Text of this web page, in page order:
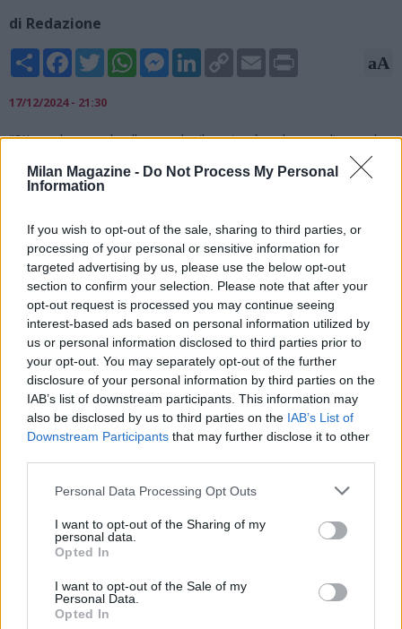
Milan Magazine - Do Not Process My Personal
Information
If you wish to opt-out of the sale, sharing to third parties, or
processing of your personal or sensitive information for
targeted advertising by us, please use the below opt-out
section to confirm your selection. Please note that after your
opt-out request is processed you may continue seeing
interest-based ads based on personal information utilized by
us or personal information disclosed to third parties prior to
your opt-out. You may separately opt-out of the further
disclosure of your personal information by third parties on the
IAB’s list of downstream participants. This information may
also be disclosed by us to third parties on the IAB’s List of
Downstream Participants that may further disclose it to other
Personal Data Processing Opt Outs
I want to opt-out of the Sharing of my
personal data.
Opted In
I want to opt-out of the Sale of my
Personal Data.
Opted In
di Redazione
Share FacebookTwitterWhatsAppMessengerLinkedInCopy
Link
Email aA
17/12/2024 - 21:30
"Stiamo lavorando alla grande, il nostro è un lavoro di squadra.
Lavoriamo assiduamente per permettere agli atleti di vivere
un'Olimpiade fantastica, un'Olimpiade italiana. Stiamo facendo
strutturale". Così il sindaco di Cortina d'Ampezzo, Gianluca
Lorenzi, nel corso della cerimonia di consegna dei Collari
d'Oro, in vista delle Olimpiadi invernali di Milano-Cortina 2026.
VAI ALLA VERSIONE CLASSICA